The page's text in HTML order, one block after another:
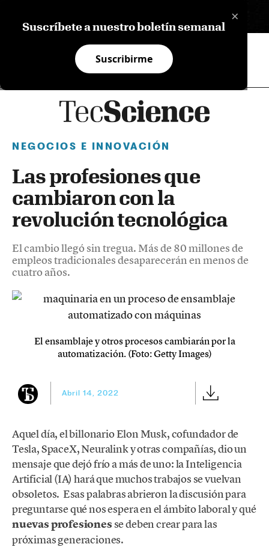
×
Suscríbete a nuestro boletín semanal
Suscribirme
NEGOCIOS E INNOVACIÓN
Las profesiones que
cambiaron con la
revolución tecnológica
El cambio llegó sin tregua. Más de 80 millones de
empleos tradicionales desaparecerán en menos de
cuatro años.
El ensamblaje y otros procesos cambiarán por la
automatización. (Foto: Getty Images)
Abril 14, 2022
Aquel día, el billonario Elon Musk, cofundador de
Tesla, SpaceX, Neuralink y otras compañías, dio un
mensaje que dejó frío a más de uno: la Inteligencia
Artificial (IA) hará que muchos trabajos se vuelvan
obsoletos. Esas palabras abrieron la discusión para
preguntarse qué nos espera en el ámbito laboral y qué
nuevas profesionesse deben crear para las
próximas generaciones.